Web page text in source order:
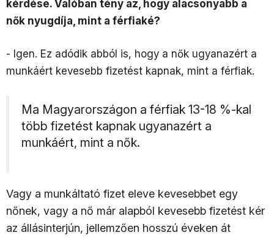
kérdése. Valóban tény az, hogy alacsonyabb a
nők nyugdíja, mint a férfiaké?
- Igen. Ez adódik abból is, hogy a nők ugyanazért a
munkáért kevesebb fizetést kapnak, mint a férfiak.
Ma Magyarországon a férfiak 13-18 %-kal
több fizetést kapnak ugyanazért a
munkáért, mint a nők.
Vagy a munkáltató fizet eleve kevesebbet egy
nőnek, vagy a nő már alapból kevesebb fizetést kér
az állásinterjún, jellemzően hosszú éveken át